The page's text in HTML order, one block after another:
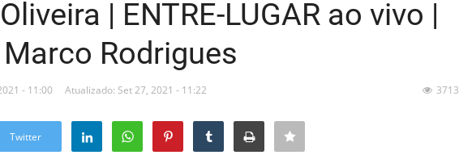
| ENTRE-LUGAR ao vivo |
Rodrigues
- 11:00 Atualizado: Set 27, 2021 - 11:22 3713
Twitter